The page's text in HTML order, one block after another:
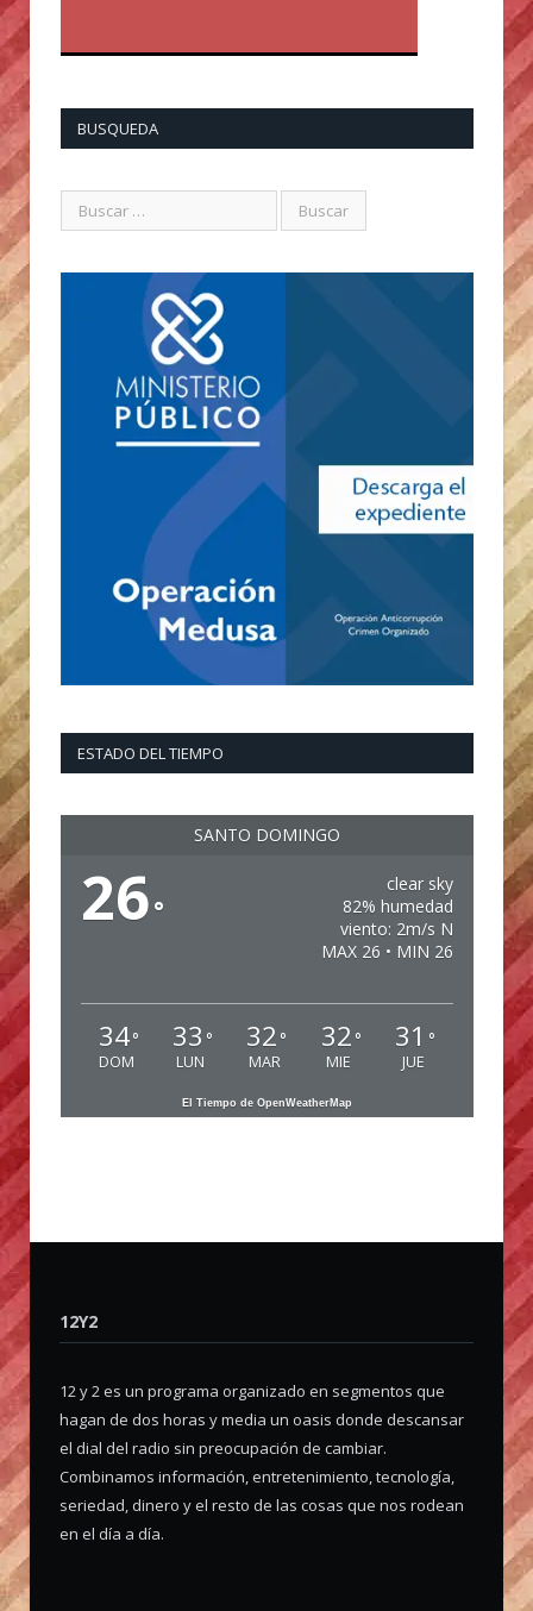
BUSQUEDA
ESTADO DEL TIEMPO
SANTO DOMINGO
26°
clear sky
82% humedad
viento: 2m/s N
MAX 26 • MIN 26
34°
DOM
33 °
LUN
32 °
MAR
32 °
MIE
31 °
JUE
El Tiempo de OpenWeatherMap
12Y2
12 y 2 es un programa organizado en segmentos que
hagan de dos horas y media un oasis donde descansar
el dial del radio sin preocupación de cambiar.
Combinamos información, entretenimiento, tecnología,
seriedad, dinero y el resto de las cosas que nos rodean
en el día a día.